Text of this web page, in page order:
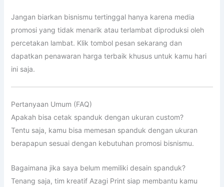
Jangan biarkan bisnismu tertinggal hanya karena media
promosi yang tidak menarik atau terlambat diproduksi oleh
percetakan lambat. Klik tombol pesan sekarang dan
dapatkan penawaran harga terbaik khusus untuk kamu hari
ini saja.
Pertanyaan Umum (FAQ)
Apakah bisa cetak spanduk dengan ukuran custom?
Tentu saja, kamu bisa memesan spanduk dengan ukuran
berapapun sesuai dengan kebutuhan promosi bisnismu.
Bagaimana jika saya belum memiliki desain spanduk?
Tenang saja, tim kreatif Azagi Print siap membantu kamu